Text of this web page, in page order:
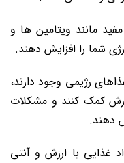
مانند ویتامین ‌ها و
شما را افزایش دهند.
رژیمی وجود دارند،
کمک کنند و مشکلات
دهند.
غذایی با ارزش و آنتی